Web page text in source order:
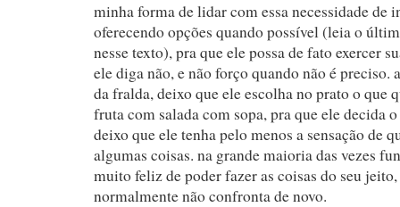
minha forma de lidar com essa necessidade de
oferecendo opções quando possível (leia o
nesse texto), pra que ele possa de fato exercer
ele diga não, e não forço quando não é preciso.
da fralda, deixo que ele escolha no prato o que
fruta com salada com sopa, pra que ele decida
deixo que ele tenha pelo menos a sensação de
algumas coisas. na grande maioria das vezes
muito feliz de poder fazer as coisas do seu
normalmente não confronta de novo.